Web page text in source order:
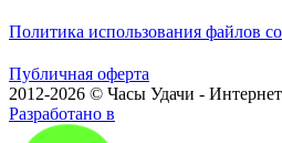
Политика использования файлов
Публичная оферта
2012-2026 © Часы Удачи -
Разработано в